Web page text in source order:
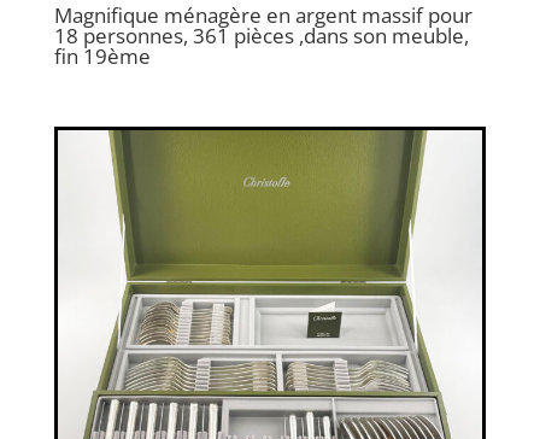
Magnifique ménagère en argent massif pour
18 personnes, 361 pièces ,dans son meuble,
fin 19ème